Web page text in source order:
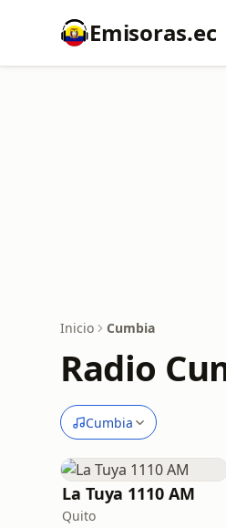
Emisoras.ec
Inicio Cumbia
Radio
Cumbia
La Tuya 1110 AM
Quito